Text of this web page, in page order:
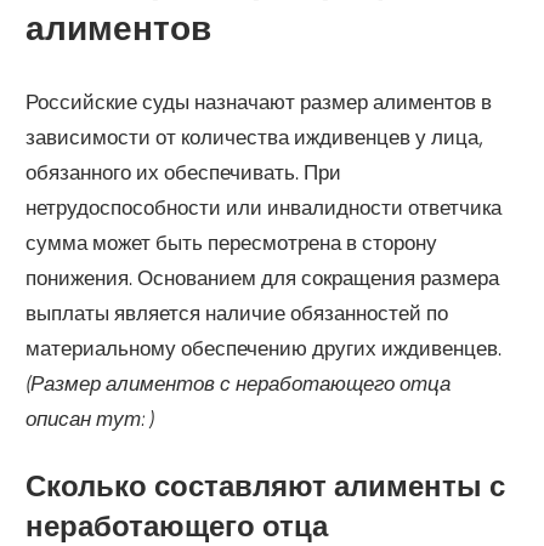
алиментов
Российские суды назначают размер алиментов в
зависимости от количества иждивенцев у лица,
обязанного их обеспечивать. При
нетрудоспособности или инвалидности ответчика
сумма может быть пересмотрена в сторону
понижения. Основанием для сокращения размера
выплаты является наличие обязанностей по
материальному обеспечению других иждивенцев.
(Размер алиментов с неработающего отца
описан тут: )
Сколько составляют алименты с
неработающего отца